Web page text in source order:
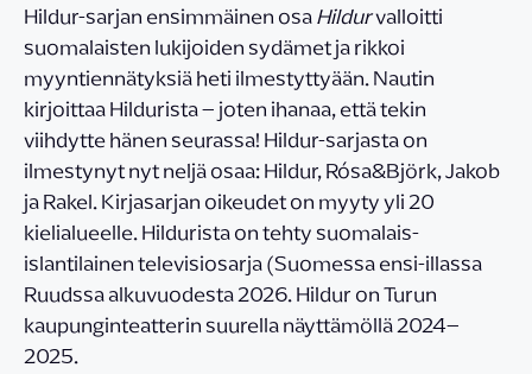
Hildur-sarjan ensimmäinen osaHildurvalloitti
suomalaisten lukijoiden sydämet ja rikkoi
myyntiennätyksiä heti ilmestyttyään. Nautin
kirjoittaa Hildurista – joten ihanaa, että tekin
viihdytte hänen seurassa! Hildur-sarjasta on
ilmestynyt nyt neljä osaa: Hildur, Rósa&Björk, Jakob
ja Rakel. Kirjasarjan oikeudet on myyty yli 20
kielialueelle. Hildurista on tehty suomalais-
islantilainen televisiosarja (Suomessa ensi-illassa
Ruudssa alkuvuodesta 2026. Hildur on Turun
kaupunginteatterin suurella näyttämöllä 2024–
2025.